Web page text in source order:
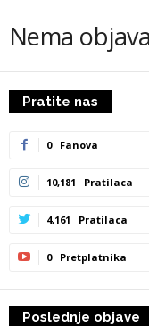
Nema
Pratite nas
0 Fanova
10,181 Pratilaca
4,161 Pratilaca
0 Pretplatnika
Poslednje objave